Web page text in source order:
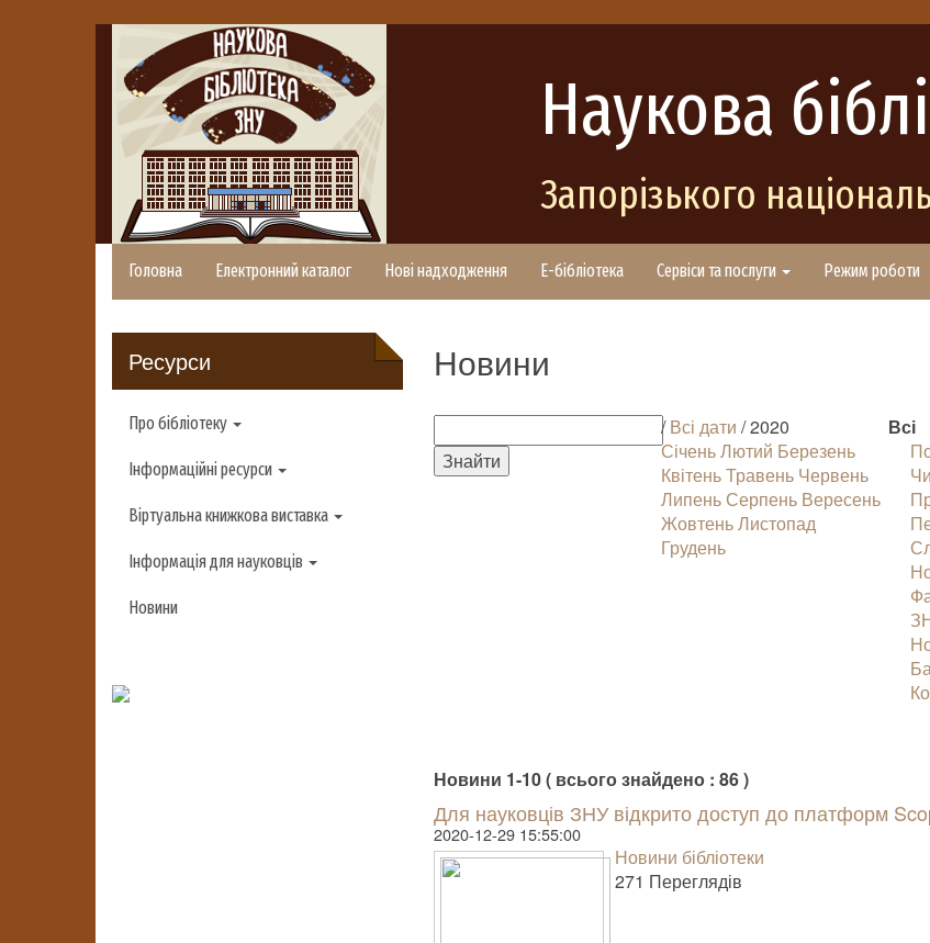
Наукова
Запорізького
Головна Електронний каталог Нові надходження E-бібліотека Сервіси та послуги Режим роботи
Ресурси
Про бібліотеку
Інформаційні ресурси
Віртуальна книжкова виставка
Інформація для науковців
Новини
Новини
/Всі дати / 2020
СіченьЛютий Березень
КвітеньТравень Червень
Липень Серпень Вересень
ЖовтеньЛистопад
Грудень
Всі
Новини 1-10 ( всього знайдено : 86 )
Для науковців ЗНУ відкрито доступ до платформ
2020-12-29 15:55:00
Новини бібліотеки
271 Пере­гля­дів